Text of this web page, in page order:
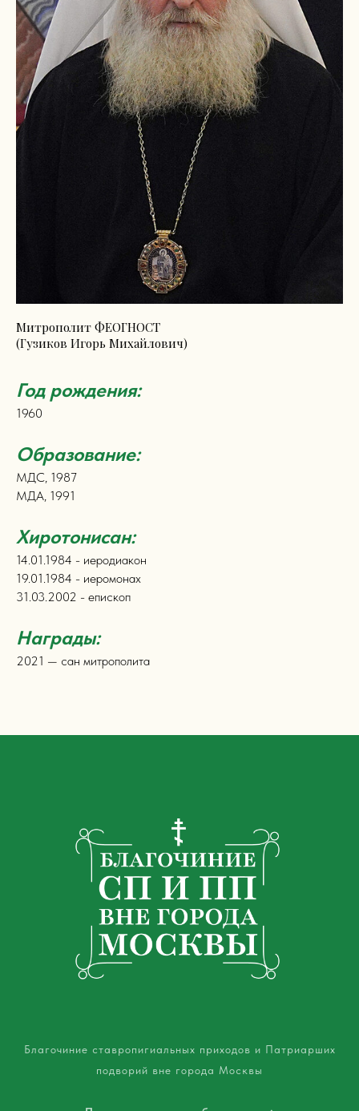
Митрополит ФЕОГНОСТ
(Гузиков Игорь Михайлович)
Год рождения:
1960
Образование:
МДС, 1987
МДА, 1991
Хиротонисан:
14.01.1984 - иеродиакон
19.01.1984 - иеромонах
31.03.2002 - епископ
Награды:
2021 — сан митрополита
Благочиние ставропигиальных приходов и Патриарших
подворий вне города Москвы